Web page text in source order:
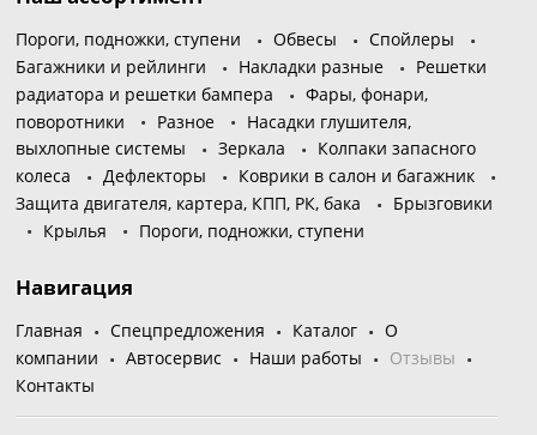
Пороги, подножки, ступени Обвесы
Спойлеры
Багажники и рейлинги
Накладки разные
Решетки
радиатора и решетки бампера
Фары, фонари,
поворотники
Разное
Насадки глушителя,
выхлопные системы
Зеркала
Колпаки запасного
колеса
Дефлекторы
Коврики в салон и багажник
Защита двигателя, картера, КПП, РК, бака
Брызговики
Крылья
Пороги, подножки, ступени
Навигация
Главная Спецпредложения Каталог
О
компании
Автосервис Наши работы
Отзывы
Контакты